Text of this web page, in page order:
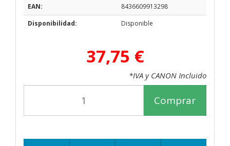
EAN:
8436609913298
Disponibilidad:
Disponible
37,75 €
*IVA y CANON Incluido
Comprar